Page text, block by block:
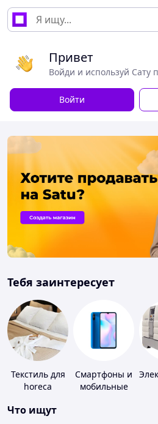
Привет
Войди и используй Сату
Войти
Тебя заинтересует
Текстиль для
horeca
Смартфоны и
мобильные
Что ищут